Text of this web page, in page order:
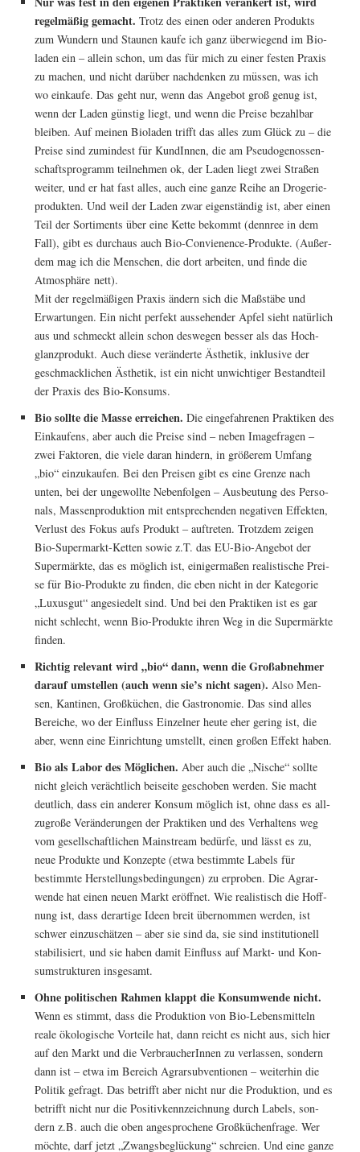
regel­mä­ßig gemacht. Trotz des einen oder ande­ren Pro­dukts
zum Wun­dern und Stau­nen kau­fe ich ganz über­wie­gend im Bio­
la­den ein – allein schon, um das für mich zu einer fes­ten Pra­xis
zu machen, und nicht dar­über nach­den­ken zu müs­sen, was ich
wo ein­kau­fe. Das geht nur, wenn das Ange­bot groß genug ist,
wenn der Laden güns­tig liegt, und wenn die Prei­se bezahl­bar
blei­ben. Auf mei­nen Bio­la­den trifft das alles zum Glück zu – die
Prei­se sind zumin­dest für Kun­dIn­nen, die am Pseu­do­ge­nos­sen­
schafts­pro­gramm teil­neh­men ok, der Laden liegt zwei Stra­ßen
wei­ter, und er hat fast alles, auch eine gan­ze Rei­he an Dro­ge­rie­
pro­duk­ten. Und weil der Laden zwar eigen­stän­dig ist, aber einen
Teil der Sor­ti­ments über eine Ket­te bekommt (denn­ree in dem
Fall), gibt es durch­aus auch Bio-Con­vie­nence-Pro­duk­te. (Außer­
dem mag ich die Men­schen, die dort arbei­ten, und fin­de die
Atmo­sphä­re nett).
Mit der regel­mä­ßi­gen Pra­xis ändern sich die Maß­stä­be und
Erwar­tun­gen. Ein nicht per­fekt aus­se­hen­der Apfel sieht natür­lich
aus und schmeckt allein schon des­we­gen bes­ser als das Hoch­
glanz­pro­dukt. Auch die­se ver­än­der­te Ästhe­tik, inklu­si­ve der
geschmack­li­chen Ästhe­tik, ist ein nicht unwich­ti­ger Bestand­teil
der Pra­xis des Bio-Konsums.
Bio soll­te die Mas­se errei­chen. Die ein­ge­fah­re­nen Prak­ti­ken des
Ein­kau­fens, aber auch die Prei­se sind – neben Image­fra­gen –
zwei Fak­to­ren, die vie­le dar­an hin­dern, in grö­ße­rem Umfang
„bio“ ein­zu­kau­fen. Bei den Prei­sen gibt es eine Gren­ze nach
unten, bei der unge­woll­te Neben­fol­gen – Aus­beu­tung des Per­so­
nals, Mas­sen­pro­duk­ti­on mit ent­spre­chen­den nega­ti­ven Effek­ten,
Ver­lust des Fokus aufs Pro­dukt – auf­tre­ten. Trotz­dem zei­gen
Bio-Super­markt-Ket­ten sowie z.T. das EU-Bio-Ange­bot der
Super­märk­te, das es mög­lich ist, eini­ger­ma­ßen rea­lis­ti­sche Prei­
se für Bio-Pro­duk­te zu fin­den, die eben nicht in der Kate­go­rie
„Luxus­gut“ ange­sie­delt sind. Und bei den Prak­ti­ken ist es gar
nicht schlecht, wenn Bio-Pro­duk­te ihren Weg in die Super­märk­te
finden.
Rich­tig rele­vant wird „bio“ dann, wenn die Groß­ab­neh­mer
dar­auf umstel­len (auch wenn sie’s nicht sagen). Also Men­
sen, Kan­ti­nen, Groß­kü­chen, die Gas­tro­no­mie. Das sind alles
Berei­che, wo der Ein­fluss Ein­zel­ner heu­te eher gering ist, die
aber, wenn eine Ein­rich­tung umstellt, einen gro­ßen Effekt haben.
Bio als Labor des Mög­li­chen. Aber auch die „Nische“ soll­te
nicht gleich ver­ächt­lich bei­sei­te gescho­ben wer­den. Sie macht
deut­lich, dass ein ande­rer Kon­sum mög­lich ist, ohne dass es all­
zu­gro­ße Ver­än­de­run­gen der Prak­ti­ken und des Ver­hal­tens weg
vom gesell­schaft­li­chen Main­stream bedür­fe, und lässt es zu,
neue Pro­duk­te und Kon­zep­te (etwa bestimm­te Labels für
bestimm­te Her­stel­lungs­be­din­gun­gen) zu erpro­ben. Die Agrar­
wen­de hat einen neu­en Markt eröff­net. Wie rea­lis­tisch die Hoff­
nung ist, dass der­ar­ti­ge Ideen breit über­nom­men wer­den, ist
schwer ein­zu­schät­zen – aber sie sind da, sie sind insti­tu­tio­nell
sta­bi­li­siert, und sie haben damit Ein­fluss auf Markt- und Kon­
sum­struk­tu­ren insgesamt.
Ohne poli­ti­schen Rah­men klappt die Kon­sum­wen­de nicht.
Wenn es stimmt, dass die Pro­duk­ti­on von Bio-Lebens­mit­teln
rea­le öko­lo­gi­sche Vor­tei­le hat, dann reicht es nicht aus, sich hier
auf den Markt und die Ver­brau­che­rIn­nen zu ver­las­sen, son­dern
dann ist – etwa im Bereich Agrar­sub­ven­tio­nen – wei­ter­hin die
Poli­tik gefragt. Das betrifft aber nicht nur die Pro­duk­ti­on, und es
betrifft nicht nur die Posi­tiv­kenn­zeich­nung durch Labels, son­
dern z.B. auch die oben ange­spro­che­ne Groß­kü­chen­fra­ge. Wer
möch­te, darf jetzt „Zwangs­be­glü­ckung“ schrei­en. Und eine gan­ze